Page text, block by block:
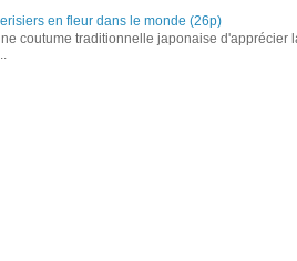
en fleur dans le monde (26p)
coutume traditionnelle japonaise